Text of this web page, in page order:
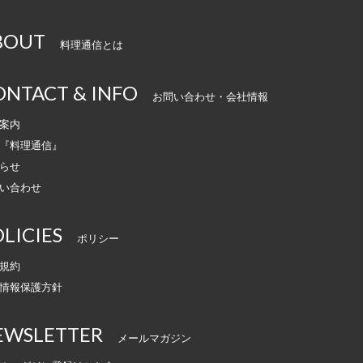
料理通信とは
& INFO お問い合わせ・会社情報
内
料理通信』
せ
合わせ
ポリシー
約
報保護方針
メールマガジン